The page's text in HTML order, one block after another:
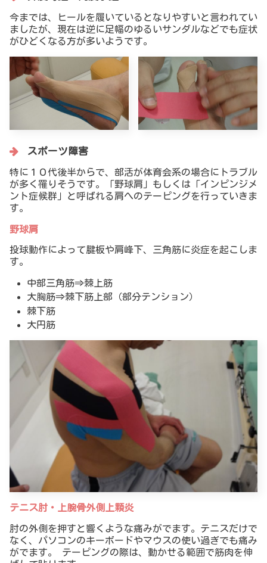
今までは、ヒールを履いているとなりやすいと言われてい
ましたが、現在は逆に足幅のゆるいサンダルなどでも症状
がひどくなる方が多いようです。
スポーツ障害
特に１０代後半からで、部活が体育会系の場合にトラブル
が多く罹りそうです。「野球肩」もしくは「インピンジメ
ント症候群」と呼ばれる肩へのテーピングを行っていきま
す。
野球肩
投球動作によって腱板や肩峰下、三角筋に炎症を起こしま
す。
中部三角筋⇒棘上筋
大胸筋⇒棘下筋上部（部分テンション）
棘下筋
大円筋
テニス肘・上腕骨外側上顆炎
肘の外側を押すと響くような痛みがでます。テニスだけで
なく、パソコンのキーボードやマウスの使い過ぎでも痛み
がでます。 テーピングの際は、動かせる範囲で筋肉を伸